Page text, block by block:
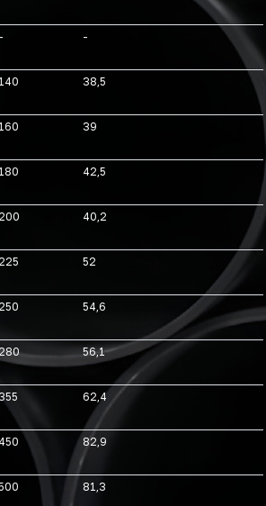
- -
140 38,5
160 39
180 42,5
40,2
52
54,6
56,1
62,4
450 82,9
81,3